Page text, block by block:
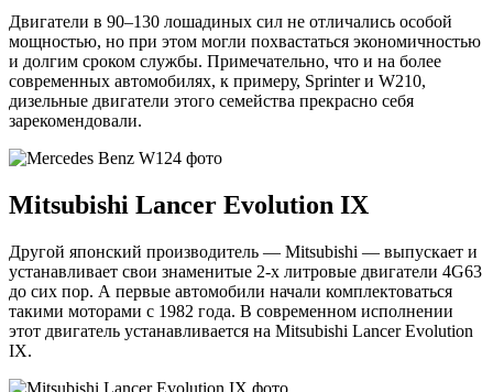
Двигатели в 90–130 лошадиных сил не отличались особой
мощностью, но при этом могли похвастаться экономичностью
и долгим сроком службы. Примечательно, что и на более
современных автомобилях, к примеру, Sprinter и W210,
дизельные двигатели этого семейства прекрасно себя
зарекомендовали.
Mitsubishi Lancer Evolution IX
Другой японский производитель — Mitsubishi — выпускает и
устанавливает свои знаменитые 2-х литровые двигатели 4G63
до сих пор. А первые автомобили начали комплектоваться
такими моторами с 1982 года. В современном исполнении
этот двигатель устанавливается на Mitsubishi Lancer Evolution
IX.